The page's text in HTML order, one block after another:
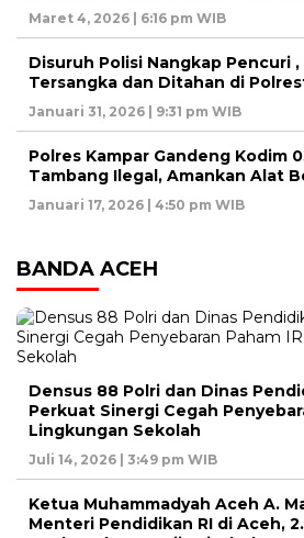
Maret 4, 2026 | 6:16 pm WIB
Disuruh Polisi Nangkap Pencuri
Tersangka dan Ditahan di
Januari 31, 2026 | 9:31 pm WIB
Polres Kampar Gandeng Kodim
Tambang Ilegal, Amankan Alat
Januari 17, 2026 | 4:50 pm WIB
BANDA ACEH
Densus 88 Polri dan Dinas
Perkuat Sinergi Cegah
Lingkungan Sekolah
Juli 14, 2026 | 3:49 pm WIB
Ketua Muhammadyah Aceh A.
Menteri Pendidikan RI di Aceh,